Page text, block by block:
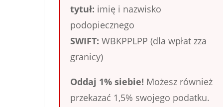
tytuł: imię i nazwisko
podopiecznego
SWIFT: WBKPPLPP (dla wpłat zza
granicy)
Oddaj 1% siebie! Możesz również
przekazać 1,5% swojego podatku.